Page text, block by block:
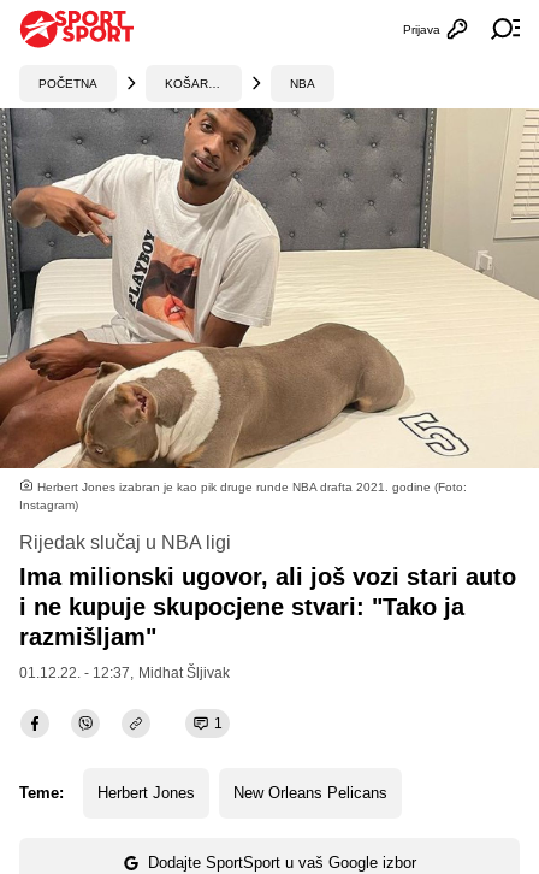
Otvori
Prijava
POČETNA NBA
Herbert Jones izabran je kao pik druge runde NBA drafta 2021. godine (Foto:
Instagram)
Rijedak slučaj u NBA ligi
Ima milionski ugovor, ali još vozi stari auto
i ne kupuje skupocjene stvari: "Tako ja
razmišljam"
01.12.22. - 12:37, Midhat Šljivak
1
Teme: Herbert Jones New Orleans Pelicans
Dodajte SportSport u vaš Google izbor